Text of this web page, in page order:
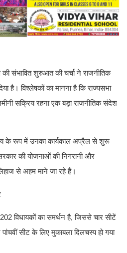
संभावित शुरुआत की चर्चा ने राजनीतिक
है। विश्लेषकों का मानना है कि राज्यसभा
सक्रिय रहना एक बड़ा राजनीतिक संदेश
के रूप में उनका कार्यकाल अप्रैल से शुरू
की योजनाओं की निगरानी और
से अहम माने जा रहे हैं।
विधायकों का समर्थन है, जिससे चार सीटें
सीट के लिए मुकाबला दिलचस्प हो गया